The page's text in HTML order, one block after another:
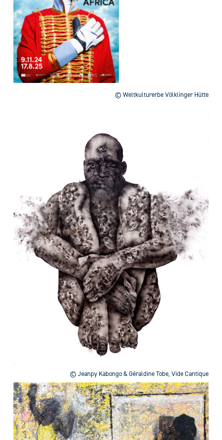
© Weltkulturerbe Völklinger Hütte
© Jeanpy Kabongo & Géraldine Tobe, Vide Cantique